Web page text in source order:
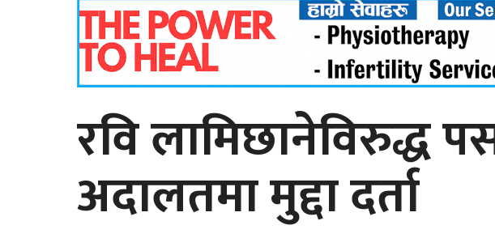
रवि लामिछानेविरुद्ध
अदालतमा मुद्दा दर्ता